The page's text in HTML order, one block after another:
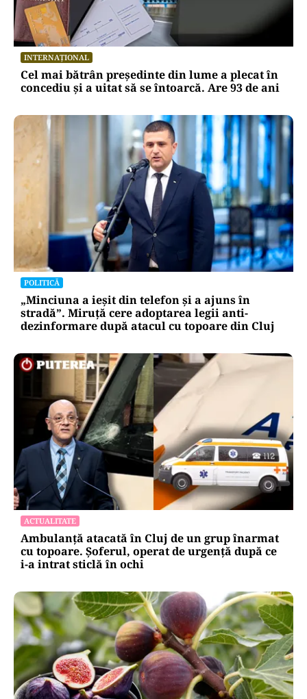
INTERNAȚIONAL
Cel mai bătrân președinte din lume a plecat în
concediu și a uitat să se întoarcă. Are 93 de ani
POLITICĂ
„Minciuna a ieșit din telefon și a ajuns în
stradă”. Miruță cere adoptarea legii anti-
dezinformare după atacul cu topoare din Cluj
ACTUALITATE
Ambulanță atacată în Cluj de un grup înarmat
cu topoare. Șoferul, operat de urgență după ce
i-a intrat sticlă în ochi